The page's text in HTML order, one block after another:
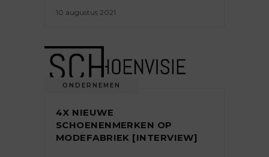
10 augustus 2021
ONDERNEMEN
4X NIEUWE
SCHOENENMERKEN OP
MODEFABRIEK [INTERVIEW]